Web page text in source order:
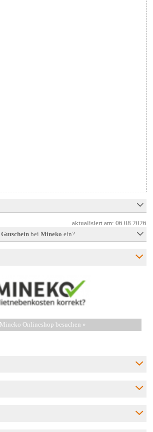
aktualisiert am:06.08.2026
Gutscheinbei Mineko ein?
Mineko Onlineshop besuchen »